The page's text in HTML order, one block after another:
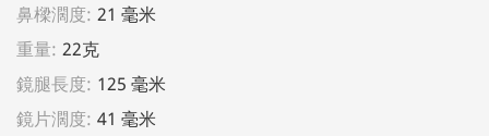
鼻樑濶度: 21 毫米
重量: 22克
鏡腿長度: 125 毫米
鏡片濶度: 41 毫米